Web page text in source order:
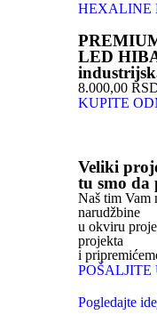
HEXALINE
LED
8.000,00
KUPITE
Veliki
tu smo da
Naš tim Vam
narudžbine
u okviru
projekta
i
POŠALJITE
Pogledajte